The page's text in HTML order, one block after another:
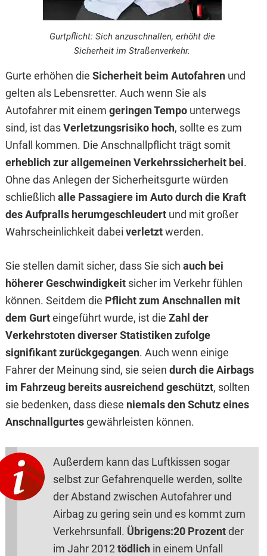
Gurtpflicht: Sich anzuschnallen, erhöht die
Sicherheit im Straßenverkehr.
Gurte erhöhen die Sicherheit beim Autofahrenund
gelten als Lebensretter. Auch wenn Sie als
Autofahrer mit einem geringen Tempounterwegs
sind, ist dasVerletzungsrisiko hoch, sollte es zum
Unfall kommen. Die Anschnallpflicht trägt somit
erheblich zur allgemeinen Verkehrssicherheit bei.
Ohne das Anlegen der Sicherheitsgurte würden
schließlich alle Passagiere im Auto durch die Kraft
des Aufpralls herumgeschleudertund mit großer
Wahr­scheinlichkeit dabei verletztwerden.
Sie stellen damit sicher, dass Sie sich auch bei
höherer Geschwindigkeitsicher im Verkehr fühlen
können. Seitdem die Pflicht zum Anschnallen mit
dem Gurteingeführt wurde, ist die Zahl der
Verkehrstoten diverser Statistiken zufolge
signifikant zurückgegangen. Auch wenn einige
Fahrer der Meinung sind, sie seien durch die Airbags
im Fahrzeug bereits ausreichend geschützt, sollten
sie bedenken, dass diese niemals den Schutz eines
Anschnallgurtesgewährleisten können.
Außerdem kann das Luftkissen sogar
selbst zur Gefahrenquelle werden, sollte
der Abstand zwischen Autofahrer und
Airbag zu gering sein und es kommt zum
Verkehrsunfall. Übrigens:20 Prozentder
im Jahr 2012tödlich in einem Unfall